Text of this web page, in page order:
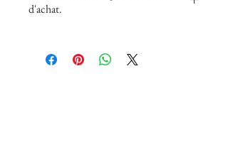
d'achat.